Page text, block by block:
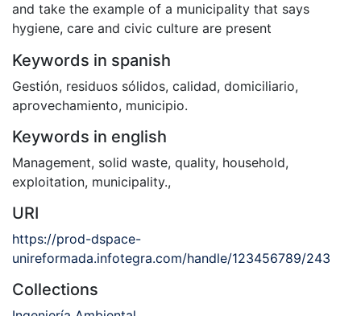
and take the example of a municipality that says
hygiene, care and civic culture are present
Keywords in spanish
Gestión, residuos sólidos, calidad, domiciliario,
aprovechamiento, municipio.
Keywords in english
Management, solid waste, quality, household,
exploitation, municipality.,
URI
https://prod-dspace-
unireformada.infotegra.com/handle/123456789/243
Collections